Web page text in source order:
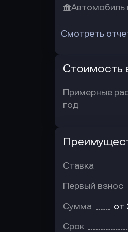
Автомобиль
Смотреть
Стоимость
Примерные
год
Ставка
Первый взнос
Сумма от
Срок